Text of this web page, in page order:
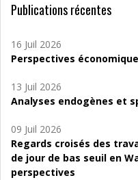
Publications récentes
16 Juil 2026
Perspectives
13 Juil 2026
Analyses endogènes et
09 Juil 2026
Regards croisés des
de jour de bas seuil en
perspectives